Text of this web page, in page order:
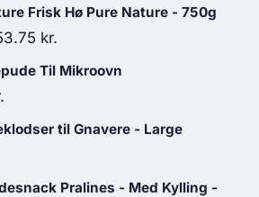
Frisk Hø Pure Nature - 750g
kr.
aktuelle
Til Mikroovn
til Gnavere - Large
Pralines - Med Kylling -